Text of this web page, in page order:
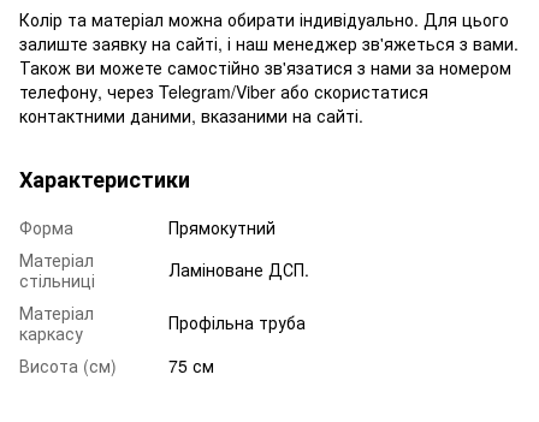
Колір та матеріал можна обирати індивідуально. Для цього
залиште заявку на сайті, і наш менеджер зв'яжеться з вами.
Також ви можете самостійно зв'язатися з нами за номером
телефону, через Telegram/Viber або скористатися
контактними даними, вказаними на сайті.
Характеристики
Форма
Прямокутний
Матеріал
стільниці
Ламіноване ДСП.
Матеріал
каркасу
Профільна труба
Висота (см)
75 см